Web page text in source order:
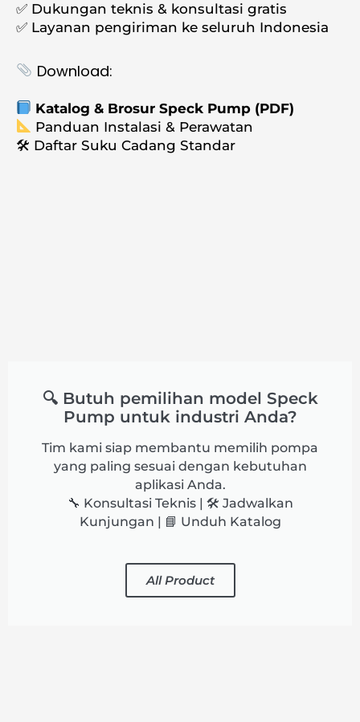
✅ Dukungan teknis & konsultasi gratis
✅ Layanan pengiriman ke seluruh Indonesia
Download:
Katalog & Brosur Speck Pump (PDF)
Panduan Instalasi & Perawatan
🛠️ Daftar Suku Cadang Standar
🔍 Butuh pemilihan model Speck
Pump untuk industri Anda?
Tim kami siap membantu memilih pompa
yang paling sesuai dengan kebutuhan
aplikasi Anda.
🔧 Konsultasi Teknis | 🛠️ Jadwalkan
Kunjungan | 📘 Unduh Katalog
All Product